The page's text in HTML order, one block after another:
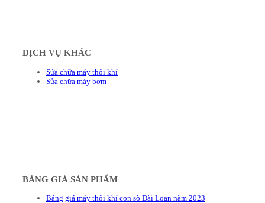
DỊCH VỤ KHÁC
Sửa chữa máy thổi khí
Sửa chữa máy bơm
BẢNG GIÁ SẢN PHẨM
Bảng giá máy thổi khí con sò Đài Loan năm 2023